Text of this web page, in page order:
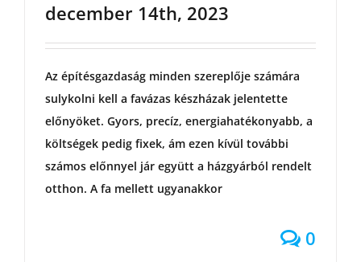
december 14th, 2023
Az építésgazdaság minden szereplője számára
sulykolni kell a favázas készházak jelentette
előnyöket. Gyors, precíz, energiahatékonyabb, a
költségek pedig fixek, ám ezen kívül további
számos előnnyel jár együtt a házgyárból rendelt
otthon. A fa mellett ugyanakkor
0